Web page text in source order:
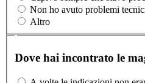
Non ho avuto problemi
Altro
Dove hai incontrato le